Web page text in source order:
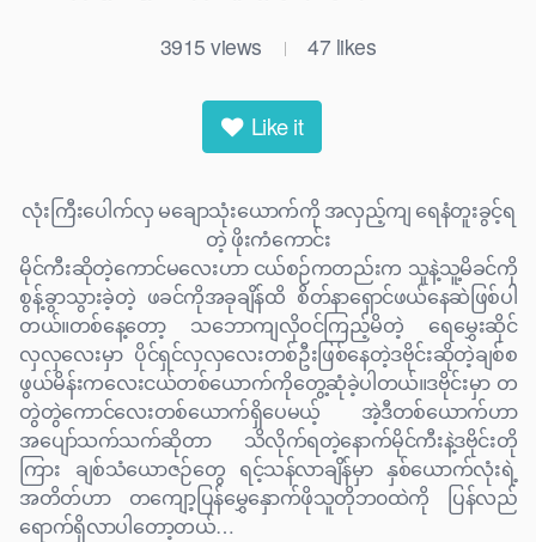
3915 views | 47 likes
Like it
လုံးကြီးပေါက်လှ မချောသုံးယောက်ကို အလှည့်ကျ ရေနံတူးခွင့်ရ
တဲ့ ဖိုးကံကောင်း
မိုင်ကီးဆိုတဲ့ကောင်မလေးဟာ ငယ်စဉ်ကတည်းက သူနဲ့သူ့မိခင်ကို
စွန့်ခွာသွားခဲ့တဲ့ ဖခင်ကိုအခုချိန်ထိ စိတ်နာရှောင်ဖယ်နေဆဲဖြစ်ပါ
တယ်။တစ်နေ့တော့ သဘောကျလိုဝင်ကြည့်မိတဲ့ ရေမွှေးဆိုင်
လှလှလေးမှာ ပိုင်ရှင်လှလှလေးတစ်ဦးဖြစ်နေတဲ့ဒဗိုင်းဆိုတဲ့ချစ်စ
ဖွယ်မိန်းကလေးငယ်တစ်ယောက်ကိုတွေ့ဆုံခဲ့ပါတယ်။ဒဗိုင်းမှာ တ
တွဲတွဲကောင်လေးတစ်ယောက်ရှိပေမယ့် အဲ့ဒီတစ်ယောက်ဟာ
အပျော်သက်သက်ဆိုတာ သိလိုက်ရတဲ့နောက်မိုင်ကီးနဲ့ဒဗိုင်းတို
ကြား ချစ်သံယောဇဉ်တွေ ရင့်သန်လာချိန်မှာ နှစ်ယောက်လုံးရဲ့
အတိတ်ဟာ တကျော့ပြန်မွှေနှောက်ဖိုသူတိုဘ၀ထဲကို ပြန်လည်
ရောက်ရှိလာပါတော့တယ်…